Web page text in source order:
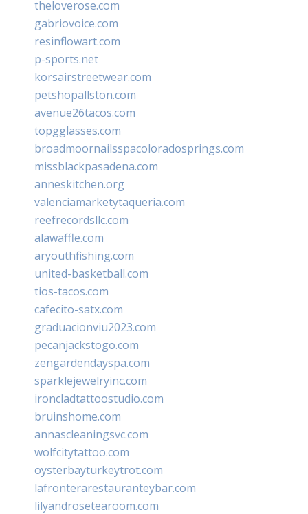
theloverose.com
gabriovoice.com
resinflowart.com
p-sports.net
korsairstreetwear.com
petshopallston.com
avenue26tacos.com
topgglasses.com
broadmoornailsspacoloradosprings.com
missblackpasadena.com
anneskitchen.org
valenciamarketytaqueria.com
reefrecordsllc.com
alawaffle.com
aryouthfishing.com
united-basketball.com
tios-tacos.com
cafecito-satx.com
graduacionviu2023.com
pecanjackstogo.com
zengardendayspa.com
sparklejewelryinc.com
ironcladtattoostudio.com
bruinshome.com
annascleaningsvc.com
wolfcitytattoo.com
oysterbayturkeytrot.com
lafronterarestauranteybar.com
lilyandrosetearoom.com